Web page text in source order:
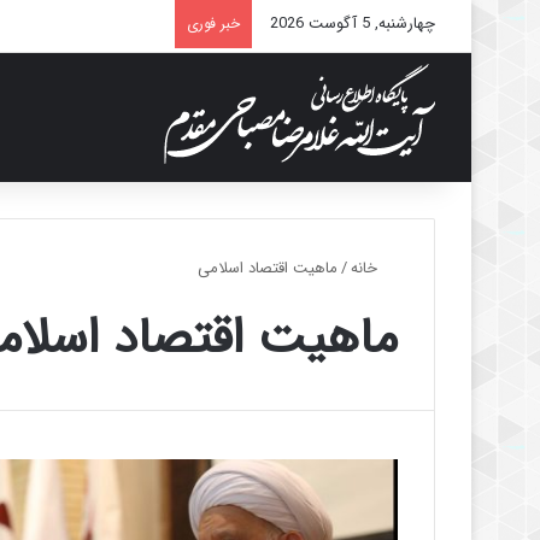
چهارشنبه, 5 آگوست 2026 خبر فوری
خانه/ماهیت اقتصاد اسلامی
ماهیت اقتصاد